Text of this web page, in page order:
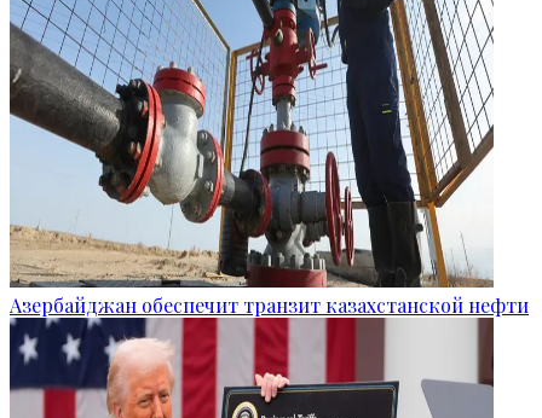
Азербайджан обеспечит транзит казахстанской нефти